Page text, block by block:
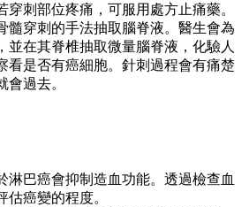
穿刺部位疼痛，可服用處方止痛藥。
髓穿刺的手法抽取腦脊液。醫生會為
並在其脊椎抽取微量腦脊液，化驗人
看是否有癌細胞。針刺過程會有痛楚
會過去。
淋巴癌會抑制造血功能。透過檢查血
估癌變的程度。